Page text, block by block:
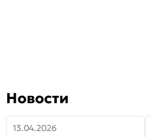
Новости
13.04.2026